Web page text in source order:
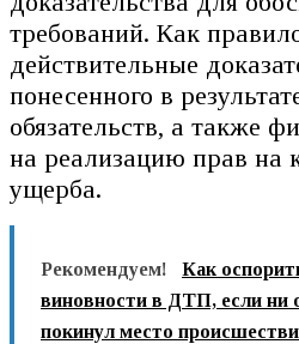
требований. Как
действительные
понесенного в
обязательств, а также
на реализацию прав на
ущерба.
Рекомендуем!
Как
виновности в ДТП, если ни
покинул место